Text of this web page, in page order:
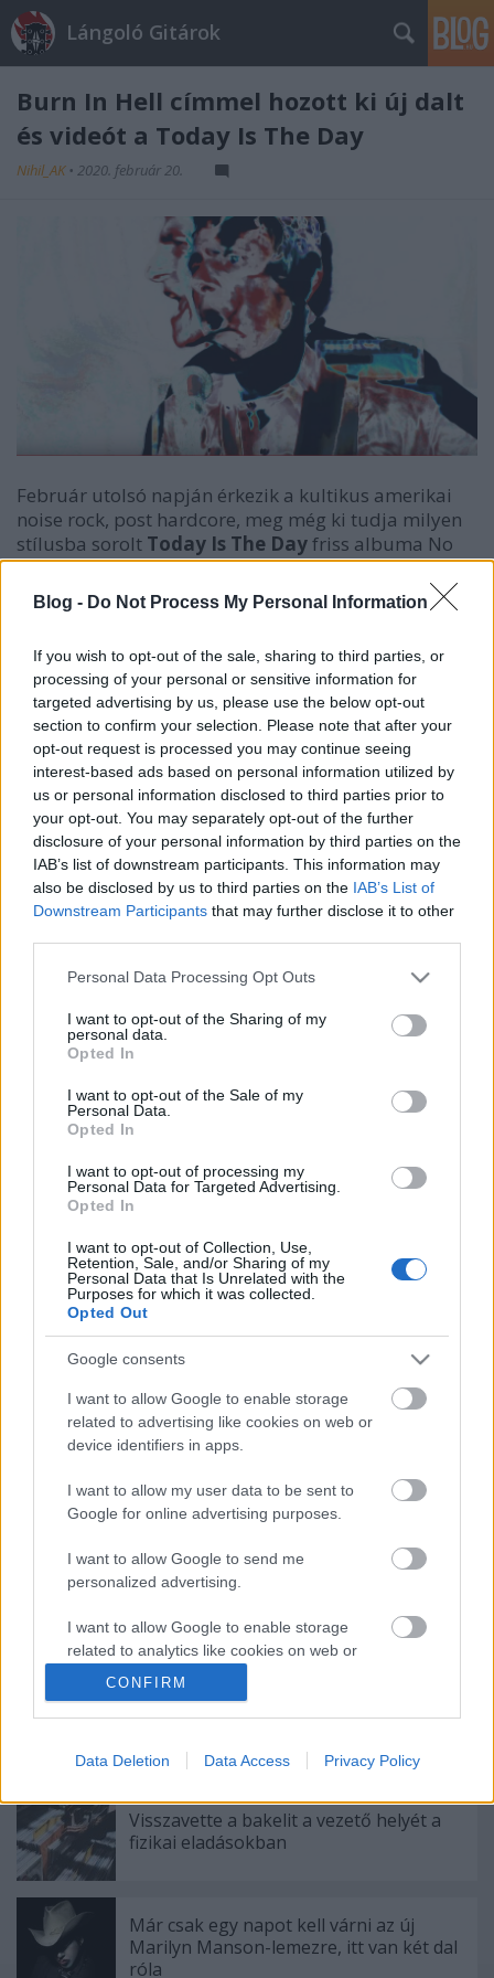
Blog - Do Not Process My Personal Information
If you wish to opt-out of the sale, sharing to third parties, or
processing of your personal or sensitive information for
targeted advertising by us, please use the below opt-out
section to confirm your selection. Please note that after your
opt-out request is processed you may continue seeing
interest-based ads based on personal information utilized by
us or personal information disclosed to third parties prior to
your opt-out. You may separately opt-out of the further
disclosure of your personal information by third parties on the
IAB’s list of downstream participants. This information may
also be disclosed by us to third parties on the IAB’s List of
Downstream Participants that may further disclose it to other
Please note that this website/app uses one or more Google
not limited to your visit or usage behaviour. You may click to
grant or deny consent to Google and its third-party tags to
use your data for below specified purposes in below Google
consent section.
Personal Data Processing Opt Outs
I want to opt-out of the Sharing of my
personal data.
Opted In
I want to opt-out of the Sale of my
Personal Data.
Opted In
I want to opt-out of processing my
Personal Data for Targeted Advertising.
Opted In
I want to opt-out of Collection, Use,
Retention, Sale, and/or Sharing of my
Personal Data that Is Unrelated with the
Purposes for which it was collected.
Opted Out
Google consents
I want to allow Google to enable storage
related to advertising like cookies on web or
device identifiers in apps.
I want to allow my user data to be sent to
Google for online advertising purposes.
I want to allow Google to send me
personalized advertising.
I want to allow Google to enable storage
related to analytics like cookies on web or
device identifiers in apps.
I want to allow Google to enable storage
related to personalization.
I want to allow Google to enable storage
related to security, including authentication
functionality and fraud prevention, and other
user protection.
CONFIRM
Data Deletion Data Access Privacy Policy
Lángoló Gitárok
Burn In Hell címmel hozott ki új dalt
és videót a Today Is The Day
Nihil_AK • 2020. február 20.
Február utolsó napján érkezik a kultikus amerikai
noise rock, post hardcore, meg még ki tudja milyen
stílusba sorolt Today Is The Dayfriss albuma No
Good To Anyone címmel, ennek örömére Steve
Austinék pár napja kihoztak egy felvezető videót a
Burn In Hell című dalhoz. A háromperces
hogy a fiúk ezúttal milyen dallamosra és
közérthetőre vették a figurát magukhoz képest, de
aztán persze megjósolhatóan elszabadul a pokol.
Hát igen. Vannak, akik egyszerűen csak súlyos zenét
játszanak, és meghagyják másoknak a méretes
fordított kereszteket, meg a buta nyilatkozatokat
arról, hogy ők milyen súlyosak és sátániak. Jövő
pénteken érkezik a teljes album!
államok today is the day új dal steve austin
Ajánlott bejegyzések:
Sok a zene, sok a kütyü, sok a móka - Ez
A jazz és a klasszikus zene találkozása,
némi füttyel - Ilyen a HAB című film zenéje
Visszavette a bakelit a vezető helyét a
fizikai eladásokban
Már csak egy napot kell várni az új
Marilyn Manson-lemezre, itt van két dal
róla